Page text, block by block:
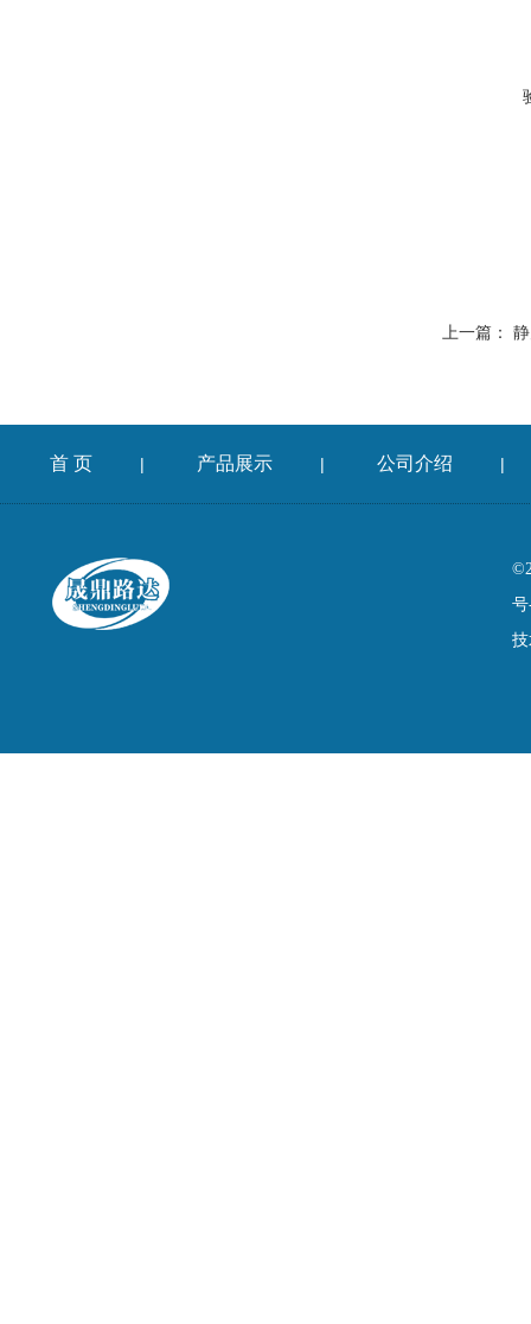
上一篇：
首 页 | 产品展示 | 公司介绍 |
号